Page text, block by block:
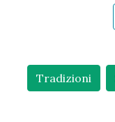
Tradizioni